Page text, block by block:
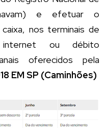
e efetuar o
nos terminais de
internet ou débito
oferecidos pela
EM SP (Caminhões)